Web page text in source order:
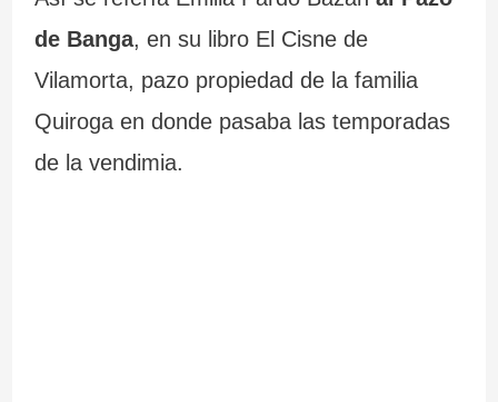
de Banga, en su libro El Cisne de
Vilamorta, pazo propiedad de la familia
Quiroga en donde pasaba las temporadas
de la vendimia.